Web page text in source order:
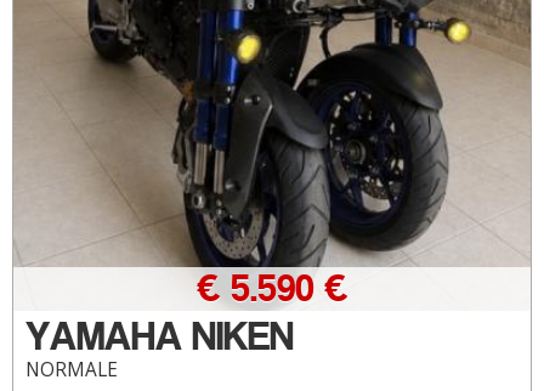
YAMAHA NIKEN
NORMALE
€ 5.590 €